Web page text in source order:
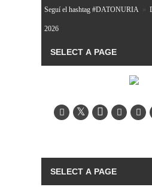
Seguí el hashtag #DATONURIA »
2026